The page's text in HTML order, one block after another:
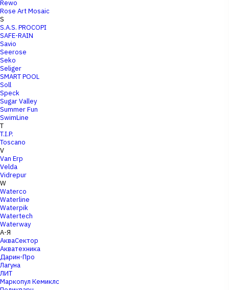
Rewo
Rose Art Mosaic
S
S.A.S. PROCOPI
SAFE-RAIN
Savio
Seerose
Seko
Seliger
SMART POOL
Soll
Speck
Sugar Valley
Summer Fun
SwimLine
T
T.I.P.
Toscano
V
Van Erp
Velda
Vidrepur
W
Waterco
Waterline
Waterpik
Watertech
Waterway
А-Я
АкваСектор
Акватехника
Дарин-Про
Лагуна
ЛИТ
Маркопул Кемиклс